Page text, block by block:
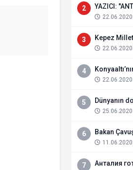
2 YAZICI:
22.06.2020
3 Kepez
22.06.2020
4
22.06.2020
5 Dünyanın
25.06.2020
6 Bakan
11.06.2020
7 Анталия